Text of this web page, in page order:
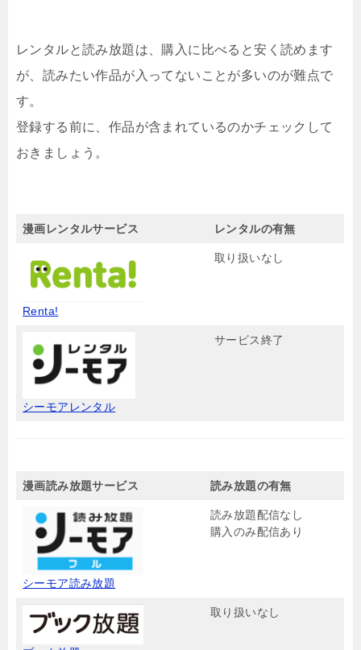
レンタルと読み放題は、購入に比べると安く読めます
が、読みたい作品が入ってないことが多いのが難点で
す。
登録する前に、作品が含まれているのかチェックして
おきましょう。
漫画レンタルサービス レンタルの有無
Renta!
取り扱いなし
シーモアレンタル
サービス終了
漫画読み放題サービス 読み放題の有無
シーモア読み放題
読み放題配信なし
購入のみ配信あり
取り扱いなし